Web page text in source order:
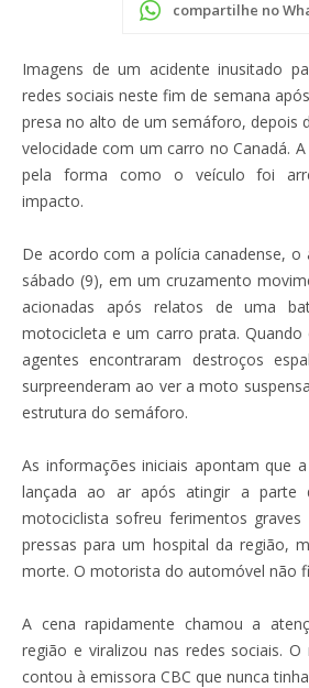
compartilhe no
Imagens de um acidente inusitado
redes sociais neste fim de semana
presa no alto de um semáforo, depois
velocidade com um carro no Canadá.
pela forma como o veículo foi
impacto.
De acordo com a polícia canadense, o
sábado (9), em um cruzamento
acionadas após relatos de uma
motocicleta e um carro prata.
agentes encontraram destroços
surpreenderam ao ver a moto
estrutura do semáforo.
As informações iniciais apontam que
lançada ao ar após atingir a parte
motociclista sofreu ferimentos
pressas para um hospital da região,
morte. O motorista do automóvel não
A cena rapidamente chamou a
região e viralizou nas redes sociais. O
contou à emissora CBC que nunca